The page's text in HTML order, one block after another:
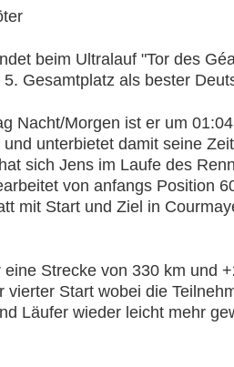
beim Ultralauf "Tor des
Gesamtplatz als bester
Nacht/Morgen ist er um
unterbietet damit seine
sich Jens im Laufe des
von anfangs Position
mit Start und Ziel in
eine Strecke von 330 km und
vierter Start wobei die
Läufer wieder leicht mehr